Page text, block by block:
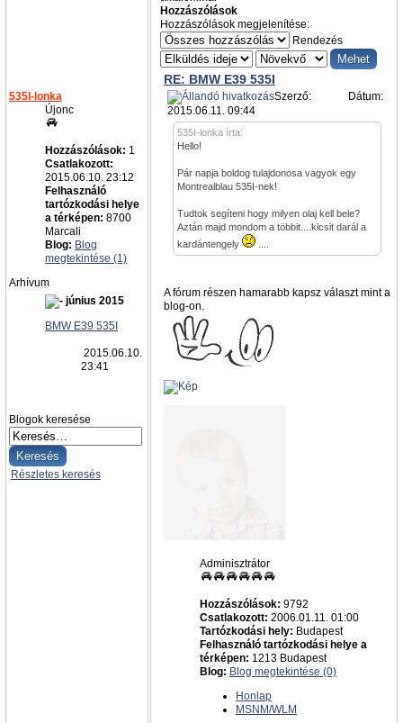
535I-lonka
Újonc
Hozzászólások: 1
Csatlakozott:
2015.06.10. 23:12
Felhasználó
tartózkodási helye
a térképen: 8700
Marcali
Blog: Blog
megtekintése (1)
Arhívum
június 2015
BMW E39 535I
2015.06.10.
23:41
Blogok keresése
Részletes keresés
Hozzászólások
Hozzászólások megjelenítése:
Rendezés
RE: BMW E39 535I
Szerző:
Dátum:
2015.06.11. 09:44
535I-lonka írta:
Hello!
Pár napja boldog tulajdonosa vagyok egy
Montrealblau 535I-nek!
Tudtok segíteni hogy milyen olaj kell bele?
Aztán majd mondom a többit....kicsit darál a
kardántengely
....
A fórum részen hamarabb kapsz választ mint a
blog-on.
Adminisztrátor
Hozzászólások: 9792
Csatlakozott: 2006.01.11. 01:00
Tartózkodási hely: Budapest
Felhasználó tartózkodási helye a
térképen: 1213 Budapest
Blog: Blog megtekintése (0)
Honlap
MSNM/WLM